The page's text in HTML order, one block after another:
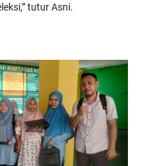
tutur Asni.